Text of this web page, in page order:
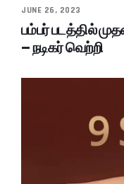
JUNE 26, 2023
பம்பர் படத்தில்
– நடிகர் வெற்றி